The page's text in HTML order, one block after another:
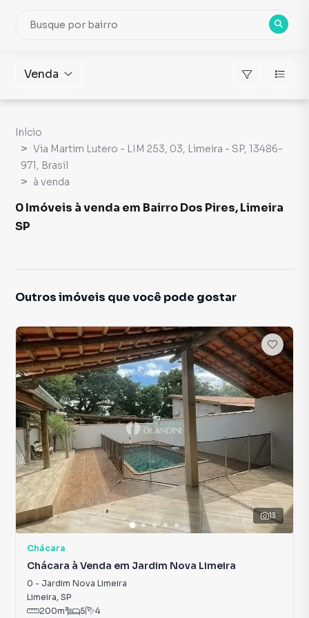
Venda
Início
Via Martim Lutero - LIM 253, 03, Limeira - SP, 13486-
971, Brasil
à venda
0 Imóveis à venda em Bairro Dos Pires, Limeira
SP
Outros imóveis que você pode gostar
13
Chácara
Chácara à Venda em Jardim Nova Limeira
0 - Jardim Nova Limeira
Limeira, SP
200m² 5 4